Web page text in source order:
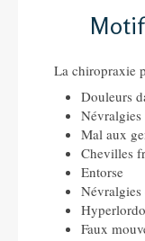
La chiropraxie
Douleurs
Névralgies
Mal aux
Chevilles
Entorse
Faux